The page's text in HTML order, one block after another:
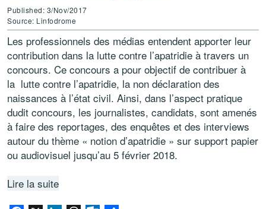
Published: 3/Nov/2017
Source: Linfodrome
Les professionnels des médias entendent apporter leur
contribution dans la lutte contre l’apatridie à travers un
concours. Ce concours a pour objectif de contribuer à
la lutte contre l’apatridie, la non déclaration des
naissances à l’état civil. Ainsi, dans l’aspect pratique
dudit concours, les journalistes, candidats, sont amenés
à faire des reportages, des enquêtes et des interviews
autour du thème « notion d’apatridie » sur support papier
ou audiovisuel jusqu’au 5 février 2018.
Lire la suite